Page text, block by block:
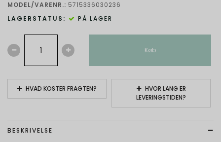
MODEL/VARENR.: 5715336030236
LAGERSTATUS:
PÅ LAGER
Køb
HVAD KOSTER FRAGTEN?
HVOR LANG ER
LEVERINGSTIDEN?
BESKRIVELSE